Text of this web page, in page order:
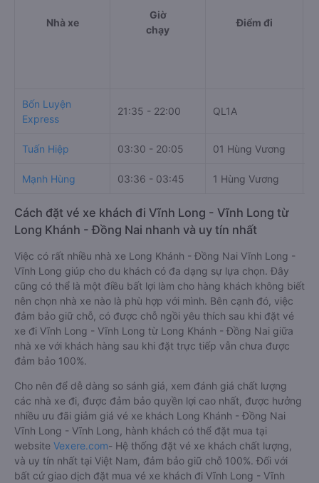
Nhà xe
Giờ
chạy
Điểm đi
Bốn Luyện
Express
21:35 - 22:00 QL1A
Tuấn Hiệp 03:30 - 20:05 01 Hùng Vương
Mạnh Hùng 03:36 - 03:45 1 Hùng Vương
Cách đặt vé xe khách đi Vĩnh Long - Vĩnh Long từ
Long Khánh - Đồng Nai nhanh và uy tín nhất
Việc có rất nhiều nhà xe Long Khánh - Đồng Nai Vĩnh Long -
Vĩnh Long giúp cho du khách có đa dạng sự lựa chọn. Đây
cũng có thể là một điều bất lợi làm cho hàng khách không biết
nên chọn nhà xe nào là phù hợp với mình. Bên cạnh đó, việc
đảm bảo giữ chỗ, có được chỗ ngồi yêu thích sau khi đặt vé
xe đi Vĩnh Long - Vĩnh Long từ Long Khánh - Đồng Nai giữa
nhà xe với khách hàng sau khi đặt trực tiếp vẫn chưa được
đảm bảo 100%.
Cho nên để dễ dàng so sánh giá, xem đánh giá chất lượng
các nhà xe đi, được đảm bảo quyền lợi cao nhất, được hưởng
nhiều ưu đãi giảm giá vé xe khách Long Khánh - Đồng Nai
Vĩnh Long - Vĩnh Long, hành khách có thể đặt mua tại
website Vexere.com- Hệ thống đặt vé xe khách chất lượng,
và uy tín nhất tại Việt Nam, đảm bảo giữ chỗ 100%. Đối với
bất cứ giao dịch đặt mua vé xe khách đi Vĩnh Long - Vĩnh